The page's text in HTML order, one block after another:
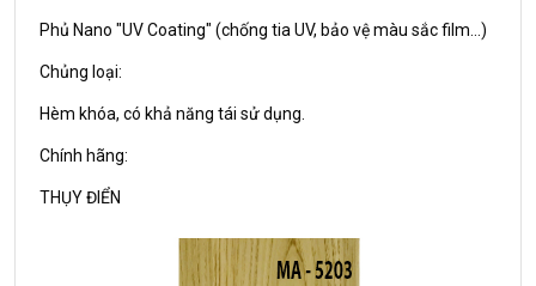
Phủ Nano "UV Coating" (chống tia UV, bảo vệ màu sắc film...)
Chủng loại:
Hèm khóa, có khả năng tái sử dụng.
Chính hãng:
THỤY ĐIỂN